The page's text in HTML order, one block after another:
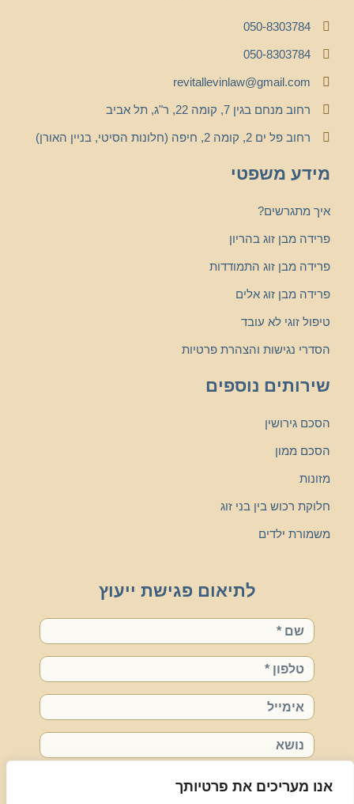
אנו מעריכים את פרטיותך
050-8303784
050-8303784
revitallevinlaw@gmail.com
רחוב מנחם בגין 7, קומה 22, ר"ג, תל אביב
רחוב פל ים 2, קומה 2, חיפה (חלונות הסיטי, בניין האורן)
מידע משפטי
איך מתגרשים?
פרידה מבן זוג בהריון
פרידה מבן זוג התמודדות
פרידה מבן זוג אלים
טיפול זוגי לא עובד
הסדרי נגישות והצהרת פרטיות
שירותים נוספים
הסכם גירושין
הסכם ממון
מזונות
חלוקת רכוש בין בני זוג
משמורת ילדים
לתיאום פגישת ייעוץ
שם
טלפון
אימייל
נושא
רויטל, אשמח לשיחה אישית